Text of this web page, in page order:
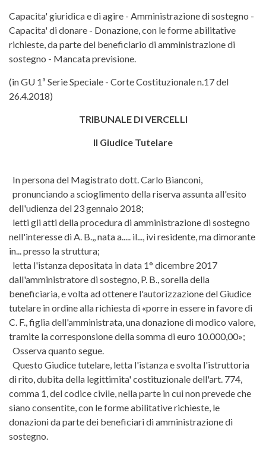
Tribunale di Vercelli, ordinanza
Capacita' giuridica e di agire - Amministrazione di sostegno -
Capacita' di donare - Donazione, con le forme abilitative
richieste, da parte del beneficiario di amministrazione di
sostegno - Mancata previsione.
(in GU 1ª Serie Speciale - Corte Costituzionale n.17 del
26.4.2018)
TRIBUNALE DI VERCELLI
Il Giudice Tutelare
In persona del Magistrato dott. Carlo Bianconi,
pronunciando a scioglimento della riserva assunta all'esito
dell'udienza del 23 gennaio 2018;
letti gli atti della procedura di amministrazione di sostegno
nell'interesse di A. B.,, nata a..... il..., ivi residente, ma dimorante
in... presso la struttura;
letta l'istanza depositata in data 1° dicembre 2017
dall'amministratore di sostegno, P. B., sorella della
beneficiaria, e volta ad ottenere l'autorizzazione del Giudice
tutelare in ordine alla richiesta di «porre in essere in favore di
C. F., figlia dell'amministrata, una donazione di modico valore,
tramite la corresponsione della somma di euro 10.000,00»;
Osserva quanto segue.
Questo Giudice tutelare, letta l'istanza e svolta l'istruttoria
di rito, dubita della legittimita' costituzionale dell'art. 774,
comma 1, del codice civile, nella parte in cui non prevede che
siano consentite, con le forme abilitative richieste, le
donazioni da parte dei beneficiari di amministrazione di
sostegno.